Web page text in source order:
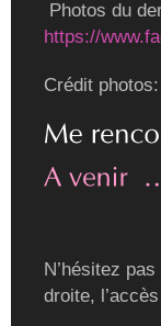
Photos du
https://
Crédit photos:
N’hésitez
droite,